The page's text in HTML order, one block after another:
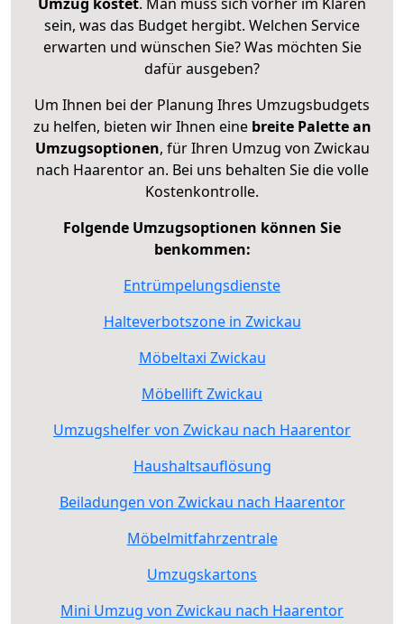
sein, was das Budget hergibt. Welchen Service
erwarten und wünschen Sie? Was möchten Sie
dafür ausgeben?
Um Ihnen bei der Planung Ihres Umzugsbudgets
zu helfen, bieten wir Ihnen eine breite Palette an
Umzugsoptionen, für Ihren Umzug von Zwickau
nach Haarentor an. Bei uns behalten Sie die volle
Kostenkontrolle.
Folgende Umzugsoptionen können Sie
benkommen:
Entrümpelungsdienste
Halteverbotszone in Zwickau
Möbeltaxi Zwickau
Möbellift Zwickau
Umzugshelfer von Zwickau nach Haarentor
Haushaltsauflösung
Beiladungen von Zwickau nach Haarentor
Möbelmitfahrzentrale
Umzugskartons
Mini Umzug von Zwickau nach Haarentor